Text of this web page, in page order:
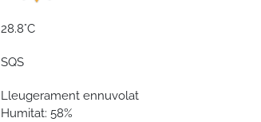
28.8°C
SQS
Lleugerament ennuvolat
Humitat: 58%